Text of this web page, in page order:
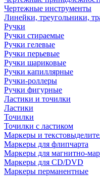
Чертежные инструменты
Линейки, треугольники,
Ручки
Ручки стираемые
Ручки гелевые
Ручки перьевые
Ручки шариковые
Ручки капиллярные
Ручки-роллеры
Ручки фигурные
Ластики и точилки
Ластики
Точилки
Точилки с ластиком
Маркеры и
Маркеры для флипчарта
Маркеры для магнитно-
Маркеры для CD/DVD
Маркеры перманентные